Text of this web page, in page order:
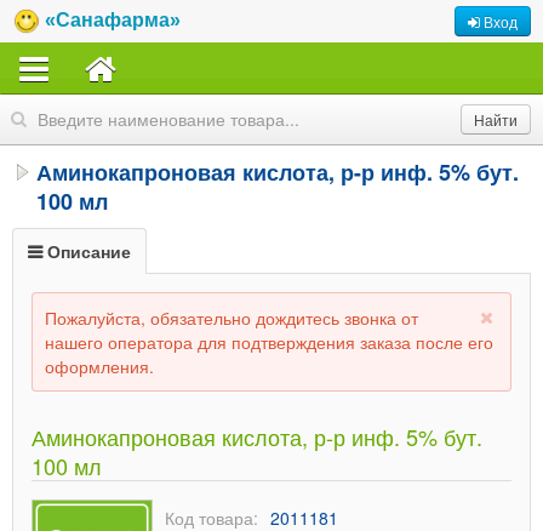
«Санафарма» Вход
Аминокапроновая кислота, р-р инф. 5% бут.
100 мл
Описание
Пожалуйста, обязательно дождитесь звонка от
нашего оператора для подтверждения заказа после его
оформления.
Аминокапроновая кислота, р-р инф. 5% бут.
100 мл
Код товара: 2011181